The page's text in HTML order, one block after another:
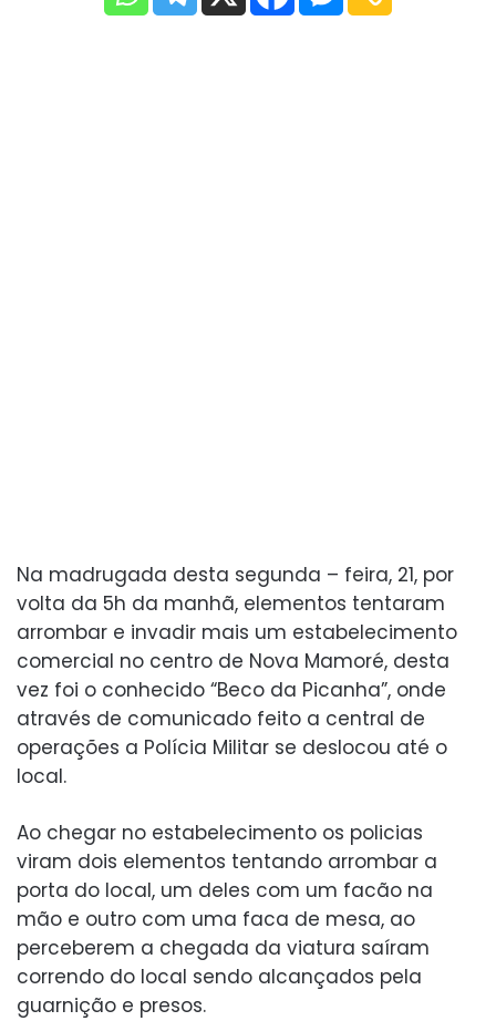
Na madrugada desta segunda – feira, 21, por
volta da 5h da manhã, elementos tentaram
arrombar e invadir mais um estabelecimento
comercial no centro de Nova Mamoré, desta
vez foi o conhecido “Beco da Picanha”, onde
através de comunicado feito a central de
operações a Polícia Militar se deslocou até o
local.
Ao chegar no estabelecimento os policias
viram dois elementos tentando arrombar a
porta do local, um deles com um facão na
mão e outro com uma faca de mesa, ao
perceberem a chegada da viatura saíram
correndo do local sendo alcançados pela
guarnição e presos.